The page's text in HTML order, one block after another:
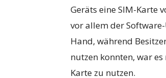
Geräts eine SIM-Karte
vor allem der
Hand, während
nutzen konnten, war
Karte zu nutzen.